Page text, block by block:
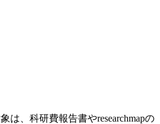
は、科研費報告書やresearchmapの